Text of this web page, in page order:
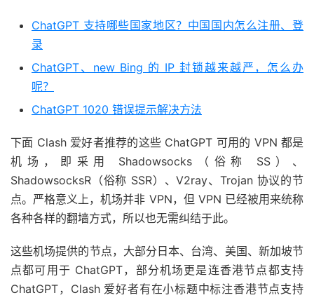
ChatGPT 支持哪些国家地区？中国国内怎么注册、登
录
ChatGPT、new Bing 的 IP 封锁越来越严，怎么办
呢？
ChatGPT 1020 错误提示解决方法
下面 Clash 爱好者推荐的这些 ChatGPT 可用的 VPN 都是
机场，即采用 Shadowsocks（俗称 SS）、
ShadowsocksR（俗称 SSR）、V2ray、Trojan 协议的节
点。严格意义上，机场并非 VPN，但 VPN 已经被用来统称
各种各样的翻墙方式，所以也无需纠结于此。
这些机场提供的节点，大部分日本、台湾、美国、新加坡节
点都可用于 ChatGPT，部分机场更是连香港节点都支持
ChatGPT，Clash 爱好者有在小标题中标注香港节点支持